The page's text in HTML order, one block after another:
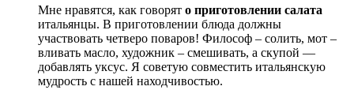
Мне нравятся, как говорят о приготовлении салата
итальянцы. В приготовлении блюда должны
участвовать четверо поваров! Философ – солить, мот –
вливать масло, художник – смешивать, а скупой —
добавлять уксус. Я советую совместить итальянскую
мудрость с нашей находчивостью.